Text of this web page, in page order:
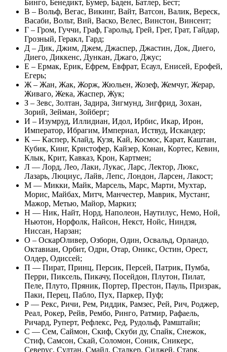
Бинго, Бенедикт, Бумер, Баден, Батлер, Бест;
В – Вольф, Вегас, Викинг, Вайт, Ватсон, Валик, Вереск,
Васаби, Вольт, Вий, Васко, Велес, Винстон, Винсент;
Г – Гром, Гуччи, Граф, Гарольд, Грей, Грег, Грат, Гайдар,
Грозный, Геракл, Гард;
Д – Дик, Джим, Джем, Джаспер, Джастин, Док, Диего,
Диего, Диккенс, Дункан, Джаго, Джус;
Е – Ермак, Ерик, Ефрем, Евфрат, Есаул, Енисей, Ерофей,
Егерь;
Ж – Жан, Жак, Жорж, Жюльен, Жозеф, Жемчуг, Жерар,
Живаго, Жека, Жаспер, Жук;
З – Зевс, Золтан, Задира, Зигмунд, Зигфрид, Зохан,
Зорий, Зейман, Зойберг;
И – Изумруд, Иллидиан, Идол, Ирбис, Икар, Ирон,
Император, Ибрагим, Империал, Иствуд, Искандер;
К — Каспер, Клайд, Кузя, Кай, Космос, Карат, Каштан,
Кубик, Кинг, Кристофер, Кайзер, Конан, Кортес, Кевин,
Клык, Крит, Кавказ, Крон, Картмен;
Л — Лорд, Лео, Лаки, Лукас, Ларс, Лектор, Люкс,
Лазарь, Люциус, Лайв, Лепс, Лондон, Ларсен, Лакост;
М — Микки, Майк, Марсель, Марс, Марти, Мухтар,
Морис, Майбах, Митч, Манчестер, Маврик, Мустанг,
Мажор, Метью, Майор, Маркиз;
Н — Ник, Найт, Норд, Наполеон, Наутилус, Немо, Ной,
Ньютон, Норфолк, Найсон, Некст, Нойс, Ниндзя,
Ниссан, Нарзан;
О – ОскарОливер, Озборн, Один, Освальд, Орландо,
Октавиан, Орбит, Одри, Отар, Оникс, Остин, Орест,
Олдер, Одиссей;
П — Пират, Принц, Персик, Персей, Патрик, Пумба,
Перри, Пиксель, Пикачу, Посейдон, Плутон, Пилат,
Пеле, Плуто, Пряник, Портер, Престон, Пауль, Призрак,
Паки, Перец, Пабло, Пух, Паркер, Пуф;
Р — Рекс, Ричи, Рем, Риддик, Рамзес, Рей, Рич, Роджер,
Реал, Рокер, Рейв, Рембо, Ринго, Ратмир, Рафаель,
Ричард, Руперт, Рефлекс, Ред, Рудольф, Рамштайн;
С — Сем, Саймон, Скиф, Скуби ду, Спайк, Снежок,
Стиф, Самсон, Скай, Соломон, Соник, Сникерс,
Северус, Султан, Смайл, Сталкер, Сиджей, Старк,